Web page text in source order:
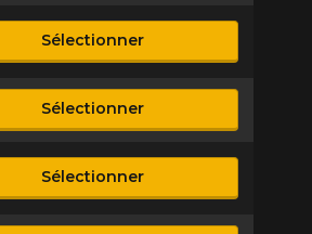
Sélectionner
Sélectionner
Sélectionner